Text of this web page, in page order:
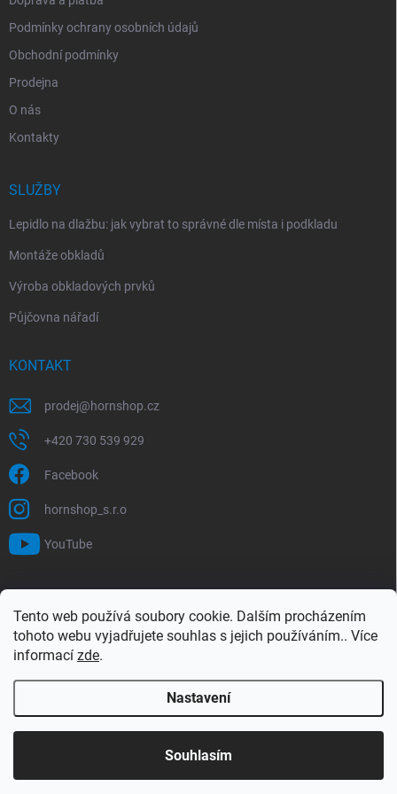
Tento web používá soubory cookie. Dalším procházením
tohoto webu vyjadřujete souhlas s jejich používáním.. Více
informací zde.
Nastavení
Souhlasím
Podmínky ochrany osobních údajů
Obchodní podmínky
Prodejna
O nás
Kontakty
SLUŽBY
Lepidlo na dlažbu: jak vybrat to správné dle místa i podkladu
Montáže obkladů
Výroba obkladových prvků
Půjčovna nářadí
KONTAKT
prodej@hornshop.cz
+420 730 539 929
Facebook
hornshop_s.r.o
YouTube
Hledat
Copyright 2026Hornshop. Všechna práva vyhrazena.Upravit nastavení
cookies